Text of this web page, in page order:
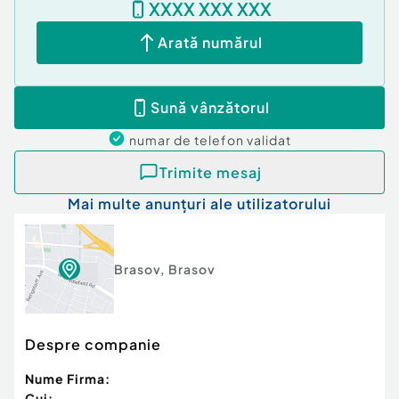
acestei locuințe, colaborând cu majoritatea
instituțiilor bancare din România, fără comisioane
sau costuri suplimentare.
Te așteptăm cu drag la vizionare!
Site: www.colosseuminvest.ro
Confort:1
Bloc de apartamente
XXXX XXX XXX
Arată numărul
Sună vânzătorul
numar de telefon validat
Trimite mesaj
Mai multe anunțuri ale utilizatorului
Brasov, Brasov
Despre companie
Nume Firma: